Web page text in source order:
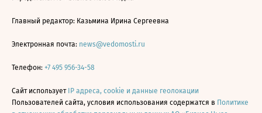
Главный редактор: Казьмина Ирина Сергеевна
Электронная почта: news@vedomosti.ru
Телефон: +7 495 956-34-58
Сайт использует IP адреса, cookie и данные геолокации
Пользователей сайта, условия использования содержатся в Политике